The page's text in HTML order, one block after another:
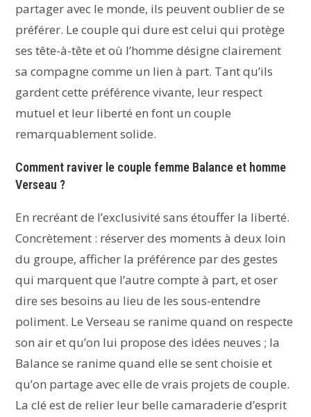
partager avec le monde, ils peuvent oublier de se
préférer. Le couple qui dure est celui qui protège
ses tête-à-tête et où l’homme désigne clairement
sa compagne comme un lien à part. Tant qu’ils
gardent cette préférence vivante, leur respect
mutuel et leur liberté en font un couple
remarquablement solide.
Comment raviver le couple femme Balance et homme
Verseau ?
En recréant de l’exclusivité sans étouffer la liberté.
Concrètement : réserver des moments à deux loin
du groupe, afficher la préférence par des gestes
qui marquent que l’autre compte à part, et oser
dire ses besoins au lieu de les sous-entendre
poliment. Le Verseau se ranime quand on respecte
son air et qu’on lui propose des idées neuves ; la
Balance se ranime quand elle se sent choisie et
qu’on partage avec elle de vrais projets de couple.
La clé est de relier leur belle camaraderie d’esprit